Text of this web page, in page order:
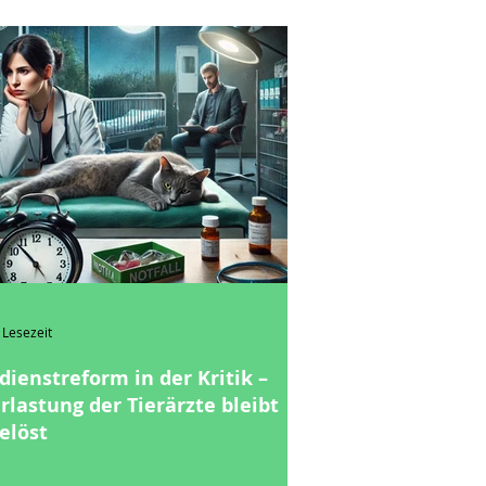
in der Kritik –
der Tierärzte bleibt